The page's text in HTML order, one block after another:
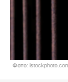
Фото: